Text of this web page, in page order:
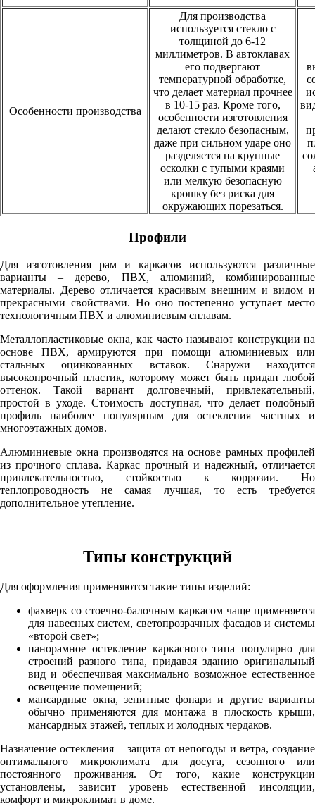
Особенности производства
Для производства
используется стекло с
толщиной до 6-12
миллиметров. В автоклавах
его подвергают
температурной обработке,
что делает материал прочнее
в 10-15 раз. Кроме того,
особенности изготовления
делают стекло безопасным,
даже при сильном ударе оно
разделяется на крупные
осколки с тупыми краями
или мелкую безопасную
крошку без риска для
окружающих порезаться.
Профили
Для изготовления рам и каркасов используются различные
варианты – дерево, ПВХ, алюминий, комбинированные
материалы. Дерево отличается красивым внешним и видом и
прекрасными свойствами. Но оно постепенно уступает место
технологичным ПВХ и алюминиевым сплавам.
Металлопластиковые окна, как часто называют конструкции на
основе ПВХ, армируются при помощи алюминиевых или
стальных оцинкованных вставок. Снаружи находится
высокопрочный пластик, которому может быть придан любой
оттенок. Такой вариант долговечный, привлекательный,
простой в уходе. Стоимость доступная, что делает подобный
профиль наиболее популярным для остекления частных и
многоэтажных домов.
Алюминиевые окна производятся на основе рамных профилей
из прочного сплава. Каркас прочный и надежный, отличается
привлекательностью, стойкостью к коррозии. Но
теплопроводность не самая лучшая, то есть требуется
дополнительное утепление.
Типы конструкций
Для оформления применяются такие типы изделий:
фахверк со стоечно-балочным каркасом чаще применяется
для навесных систем, светопрозрачных фасадов и системы
«второй свет»;
панорамное остекление каркасного типа популярно для
строений разного типа, придавая зданию оригинальный
вид и обеспечивая максимально возможное естественное
освещение помещений;
мансардные окна, зенитные фонари и другие варианты
обычно применяются для монтажа в плоскость крыши,
мансардных этажей, теплых и холодных чердаков.
Назначение остекления – защита от непогоды и ветра, создание
оптимального микроклимата для досуга, сезонного или
постоянного проживания. От того, какие конструкции
установлены, зависит уровень естественной инсоляции,
комфорт и микроклимат в доме.